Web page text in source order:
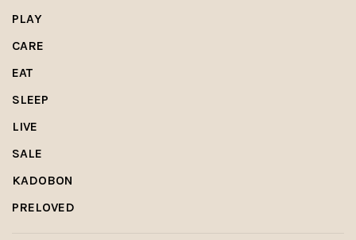
PLAY
CARE
EAT
SLEEP
LIVE
SALE
KADOBON
PRELOVED